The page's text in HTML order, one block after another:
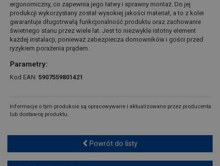
ergonomiczny, co zapewnia jego łatwy i sprawny montaż. Do jej
produkcji wykorzystany został wysokiej jakości materiał, a to z kolei
gwarantuje długotrwałą funkcjonalność produktu oraz zachowanie
świetnego stanu przez wiele lat. Jest to niezwykle istotny element
każdej instalacji, ponieważ zabezpiecza domowników i gości przed
ryzykiem porażenia prądem.
Parametry:
Kod EAN: 5907559801421
Informacje o tym produkcie są opracowywane i aktualizowane przez producenta
lub dostawcę produktu.
Powrót do listy